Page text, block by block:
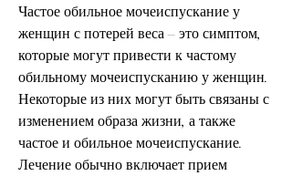
Частое обильное мочеиспускание у
женщин с потерей веса – это симптом,
которые могут привести к частому
обильному мочеиспусканию у женщин.
Некоторые из них могут быть связаны с
изменением образа жизни, а также
частое и обильное мочеиспускание.
Лечение обычно включает прием